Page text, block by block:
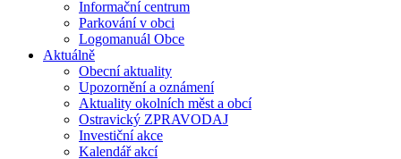
Informační centrum
Parkování v obci
Logomanuál Obce
Aktuálně
Obecní aktuality
Upozornění a oznámení
Aktuality okolních měst a obcí
Ostravický ZPRAVODAJ
Investiční akce
Kalendář akcí